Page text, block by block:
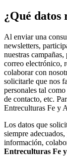
¿Qué datos
Al enviar una
newsletters,
nuestras
correo electrónico,
colaborar con
solicitarle que nos
personales tal
de contacto, etc.
Entreculturas Fe y
Los datos que
siempre
información,
Entreculturas Fe